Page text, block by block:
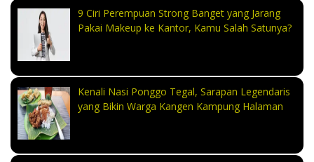
9 Ciri Perempuan Strong Banget yang Jarang
Pakai Makeup ke Kantor, Kamu Salah Satunya?
Kenali Nasi Ponggo Tegal, Sarapan Legendaris
yang Bikin Warga Kangen Kampung Halaman